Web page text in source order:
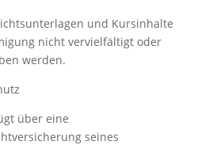
und Kursinhalte
nicht vervielfältigt oder
werden.
über eine
seines